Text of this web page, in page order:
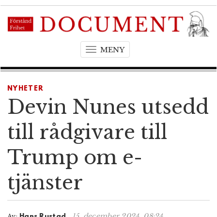
MENYT
g
e
a
i
g
i
o
NYHETER
Devin Nunes utsedd
till rådgivare till
Trump om e-
tjänster